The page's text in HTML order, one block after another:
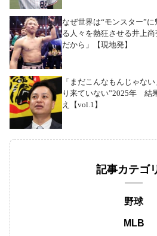
なぜ世界は“モンスター”
る人々を熱狂させる井上
だから」【現地発】
「まだこんなもんじゃな
り来ていない”2025年 結
え【vol.1】
記事カテゴ
野球
MLB